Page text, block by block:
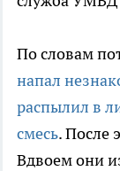
По словам
напал
распылил в
смесь. После
Вдвоем они